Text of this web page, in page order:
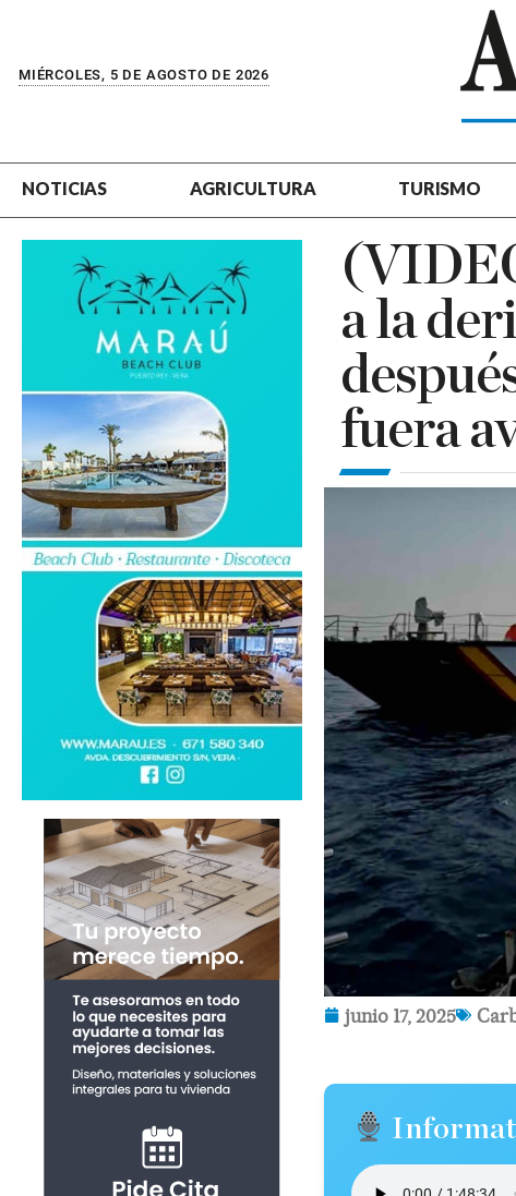
MIÉRCOLES, 5 DE AGOSTO DE 2026
NOTICIAS AGRICULTURA TURISMO
a la
fuera
junio 17, 2025